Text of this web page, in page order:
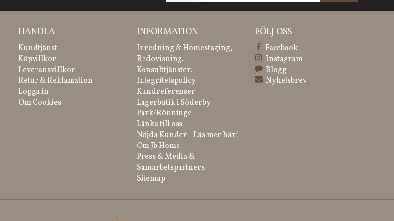
HANDLA
Kundtjänst
Köpvillkor
Leveransvillkor
Retur & Reklamation
Logga in
Om Cookies
INFORMATION
Inredning & Homestaging,
Redovisning.
Konsulttjänster.
Integritetspolicy
Kundreferenser
Lagerbutik i Söderby
Park/Rönninge
Länka till oss
Nöjda Kunder - Läs mer här!
Om Jb Home
Press & Media &
Samarbetspartners
Sitemap
FÖLJ OSS
Facebook
Instagram
Blogg
Nyhetsbrev